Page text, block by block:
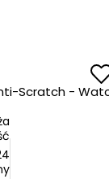
Scratch -